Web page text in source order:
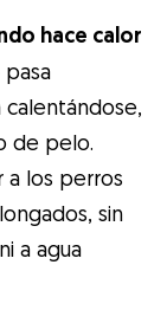
hace calor
de pelo.
a los perros
sin
a agua